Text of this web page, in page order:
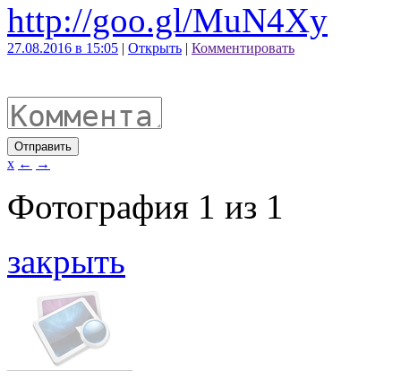
http://goo.gl/MuN4Xy
27.08.2016 в 15:05 | Открыть | Комментировать
Отправить
x ← →
Фотография 1 из 1
закрыть